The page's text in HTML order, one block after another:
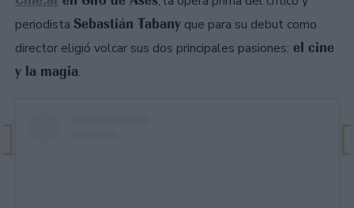
periodista Sebastián Tabany que para su debut como
director eligió volcar sus dos principales pasiones: el cine
y la magia.